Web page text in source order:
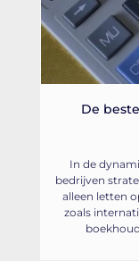
De
In de
bedrijven
alleen letten
zoals